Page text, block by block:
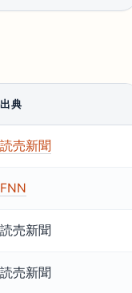
出典
読売新聞
FNN
読売新聞
読売新聞